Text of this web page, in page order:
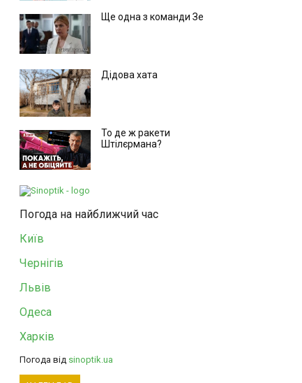
Ще одна з команди Зе
Дідова хата
То де ж ракети
Штілєрмана?
Погода на найближчий час
Київ
Чернігів
Львів
Одеса
Харків
Погода від sinoptik.ua